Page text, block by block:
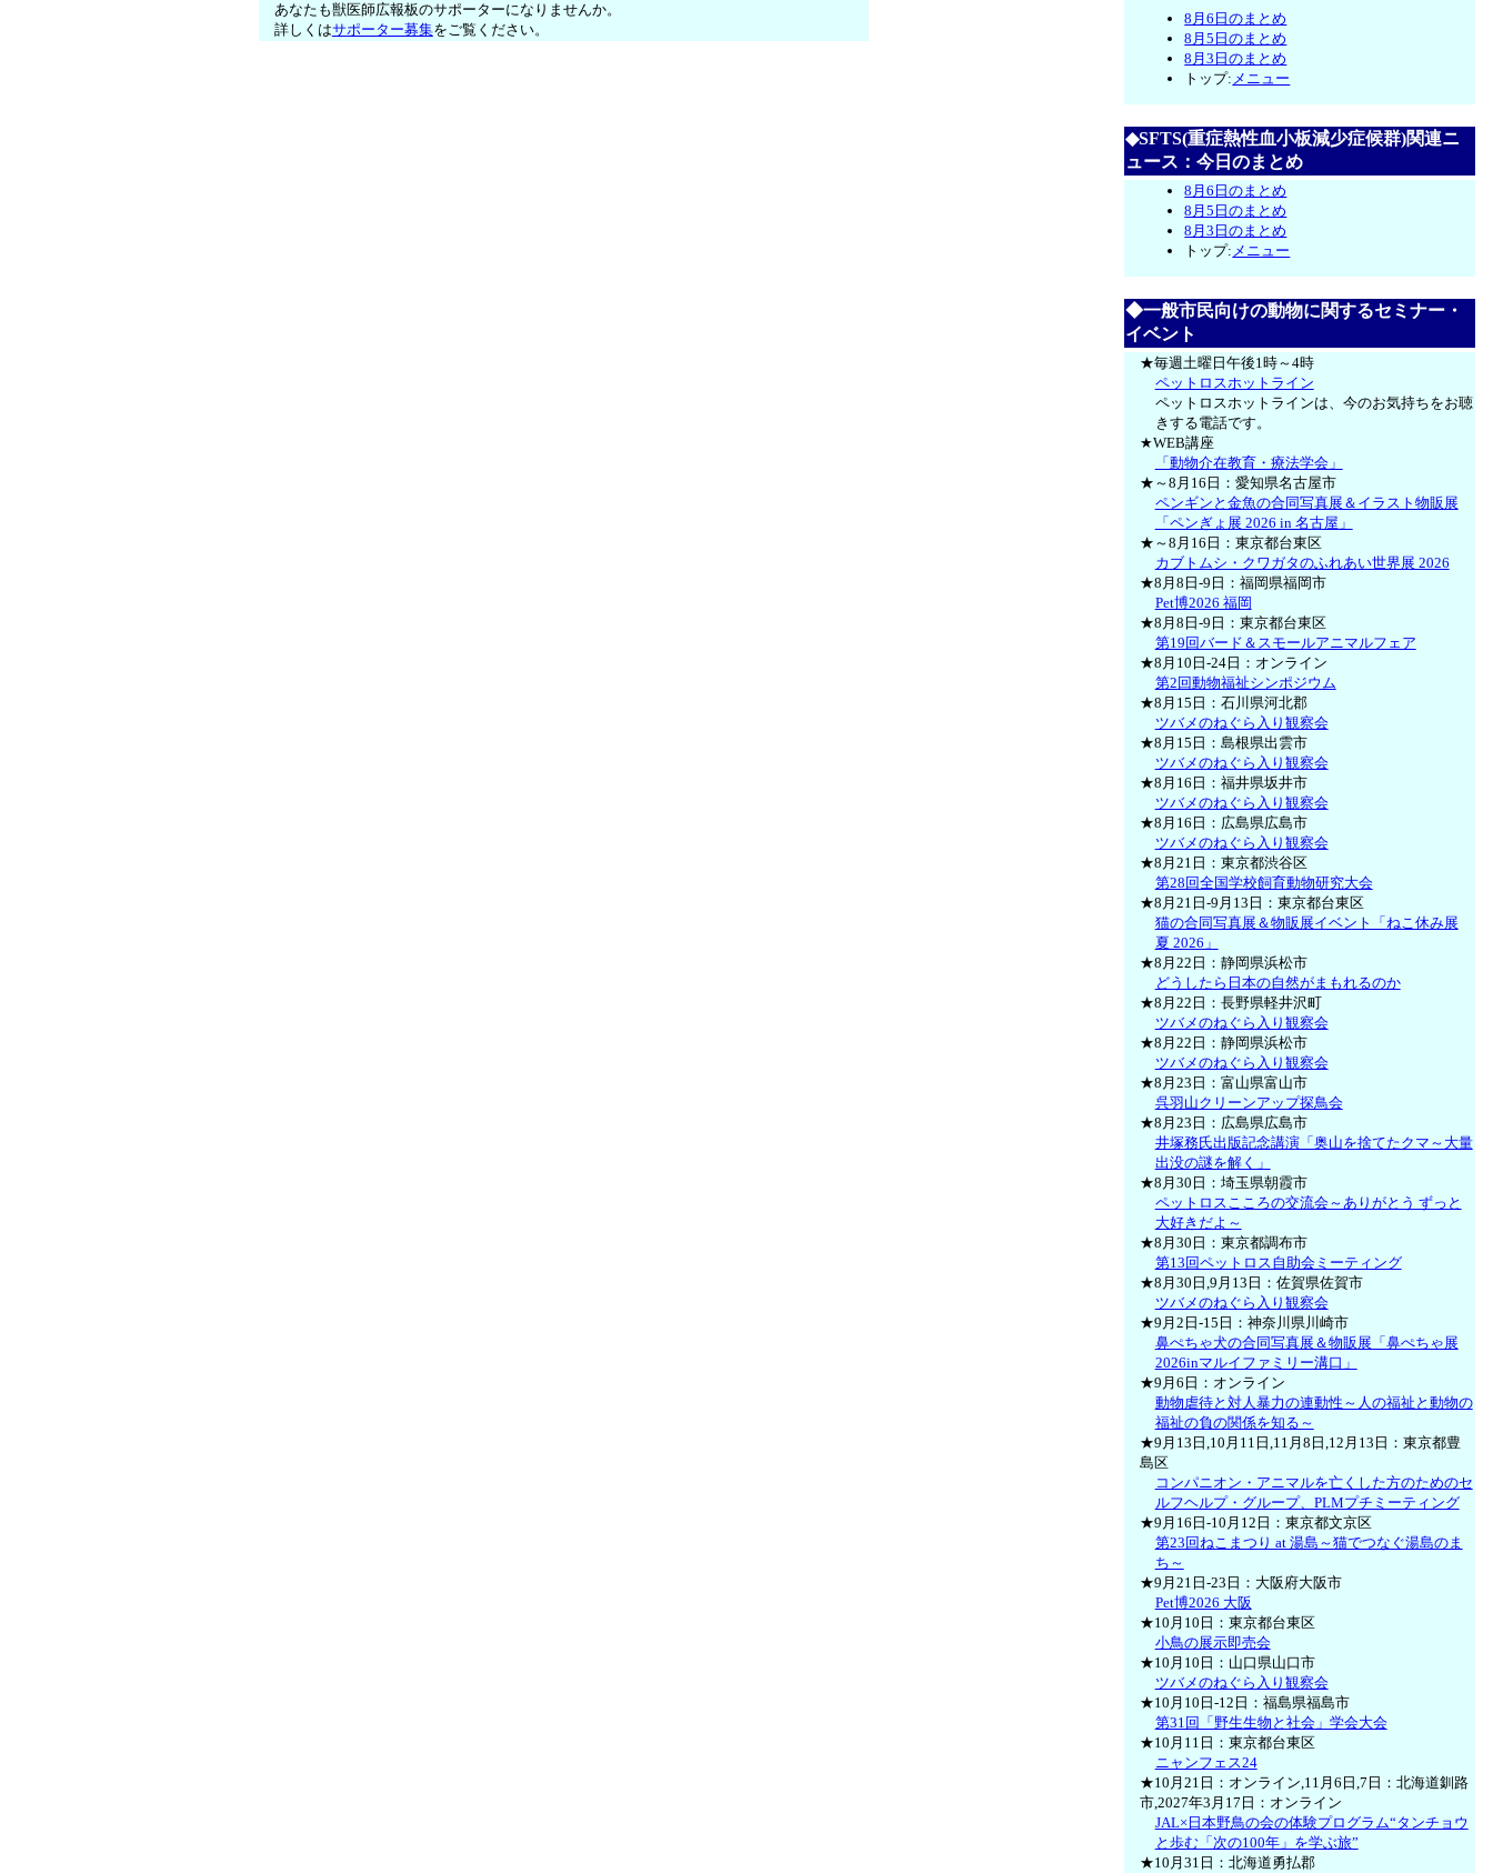
あなたも獣医師広報板のサポーターになりませんか。
詳しくはサポーター募集をご覧ください。
8月6日のまとめ
8月5日のまとめ
8月3日のまとめ
トップ: メニュー
◆SFTS(重症熱性血小板減少症候群)関連ニ
ュース：今日のまとめ
8月6日のまとめ
8月5日のまとめ
8月3日のまとめ
トップ: メニュー
◆一般市民向けの動物に関するセミナー・
イベント
★毎週土曜日午後1時～4時
ペットロスホットライン
ペットロスホットラインは、今のお気持ちをお聴
きする電話です。
★WEB講座
「動物介在教育・療法学会」
★～8月16日：愛知県名古屋市
ペンギンと金魚の合同写真展＆イラスト物販展
「ペンぎょ展 2026 in 名古屋」
★～8月16日：東京都台東区
カブトムシ・クワガタのふれあい世界展 2026
★8月8日-9日：福岡県福岡市
Pet博2026 福岡
★8月8日-9日：東京都台東区
第19回バード＆スモールアニマルフェア
★8月10日-24日：オンライン
第2回動物福祉シンポジウム
★8月15日：石川県河北郡
ツバメのねぐら入り観察会
★8月15日：島根県出雲市
ツバメのねぐら入り観察会
★8月16日：福井県坂井市
ツバメのねぐら入り観察会
★8月16日：広島県広島市
ツバメのねぐら入り観察会
★8月21日：東京都渋谷区
第28回全国学校飼育動物研究大会
★8月21日-9月13日：東京都台東区
猫の合同写真展＆物販展イベント「ねこ休み展
夏 2026」
★8月22日：静岡県浜松市
どうしたら日本の自然がまもれるのか
★8月22日：長野県軽井沢町
ツバメのねぐら入り観察会
★8月22日：静岡県浜松市
ツバメのねぐら入り観察会
★8月23日：富山県富山市
呉羽山クリーンアップ探鳥会
★8月23日：広島県広島市
井塚務氏出版記念講演「奥山を捨てたクマ～大量
出没の謎を解く」
★8月30日：埼玉県朝霞市
ペットロスこころの交流会～ありがとう ずっと
大好きだよ～
★8月30日：東京都調布市
第13回ペットロス自助会ミーティング
★8月30日,9月13日：佐賀県佐賀市
ツバメのねぐら入り観察会
★9月2日-15日：神奈川県川崎市
鼻ぺちゃ犬の合同写真展＆物販展「鼻ぺちゃ展
2026inマルイファミリー溝口」
★9月6日：オンライン
動物虐待と対人暴力の連動性～人の福祉と動物の
福祉の負の関係を知る～
★9月13日,10月11日,11月8日,12月13日：東京都豊
島区
コンパニオン・アニマルを亡くした方のためのセ
ルフヘルプ・グループ、PLMプチミーティング
★9月16日-10月12日：東京都文京区
第23回ねこまつり at 湯島～猫でつなぐ湯島のま
ち～
★9月21日-23日：大阪府大阪市
Pet博2026 大阪
★10月10日：東京都台東区
小鳥の展示即売会
★10月10日：山口県山口市
ツバメのねぐら入り観察会
★10月10日-12日：福島県福島市
第31回「野生生物と社会」学会大会
★10月11日：東京都台東区
ニャンフェス24
★10月21日：オンライン,11月6日,7日：北海道釧路
市,2027年3月17日：オンライン
JAL×日本野鳥の会の体験プログラム“タンチョウ
と歩む「次の100年」を学ぶ旅”
★10月31日：北海道勇払郡